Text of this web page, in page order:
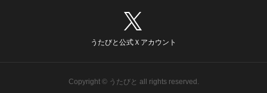
うたびと公式Ｘアカウント
Copyright © うたびと all rights reserved.